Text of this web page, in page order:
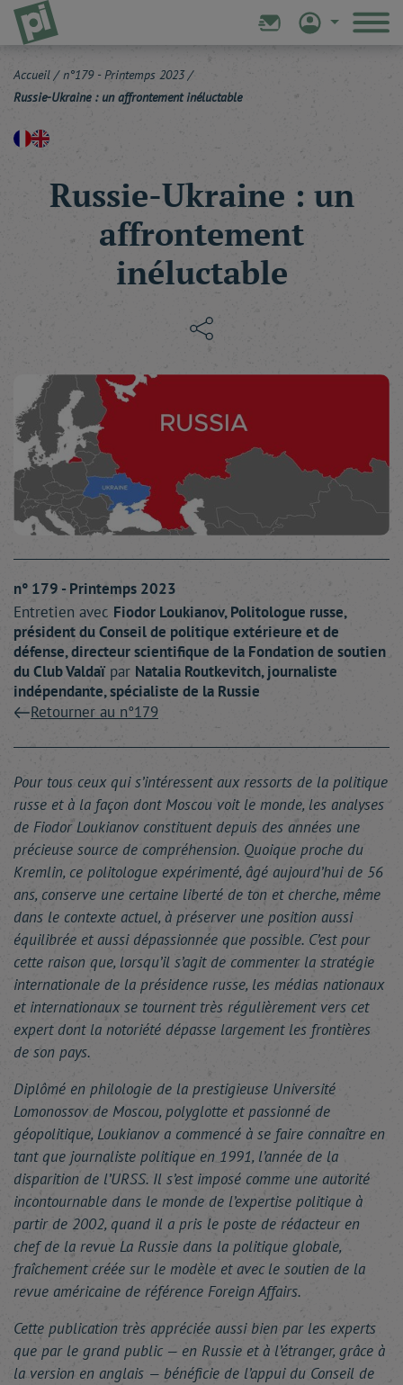
Accueil / n°179 - Printemps 2023/
Russie-Ukraine : un affrontement inéluctable
Russie-Ukraine : un
affrontement
inéluctable
n° 179 - Printemps 2023
Entretien avec Fiodor Loukianov, Politologue russe,
président du Conseil de politique extérieure et de
défense, directeur scientifique de la Fondation de soutien
du Club Valdaï par Natalia Routkevitch, journaliste
indépendante, spécialiste de la Russie
Retourner au n°179
Pour tous ceux qui s’intéressent aux ressorts de la politique
russe et à la façon dont Moscou voit le monde, les analyses
de Fiodor Loukianov constituent depuis des années une
précieuse source de compréhension. Quoique proche du
Kremlin, ce politologue expérimenté, âgé aujourd’hui de 56
ans, conserve une certaine liberté de ton et cherche, même
dans le contexte actuel, à préserver une position aussi
équilibrée et aussi dépassionnée que possible. C’est pour
cette raison que, lorsqu’il s’agit de commenter la stratégie
internationale de la présidence russe, les médias nationaux
et internationaux se tournent très régulièrement vers cet
expert dont la notoriété dépasse largement les frontières
de son pays.
Diplômé en philologie de la prestigieuse Université
Lomonossov de Moscou, polyglotte et passionné de
géopolitique, Loukianov a commencé à se faire connaître en
tant que journaliste politique en 1991, l’année de la
disparition de l’URSS. Il s’est imposé comme une autorité
incontournable dans le monde de l’expertise politique à
partir de 2002, quand il a pris le poste de rédacteur en
chef de la revue La Russie dans la politique globale,
fraîchement créée sur le modèle et avec le soutien de la
revue américaine de référence Foreign Affairs.
Cette publication très appréciée aussi bien par les experts
que par le grand public — en Russie et à l’étranger, grâce à
la version en anglais — bénéficie de l’appui du Conseil de